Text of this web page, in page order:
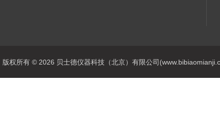
版权所有 © 2026 贝士德仪器科技（北京）有限公司